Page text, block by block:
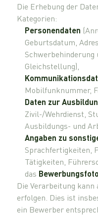
Die Erhebung der
Kategorien:
Personendaten
Geburtsdatum,
Schwerbehinderung
Gleichstellung),
Mobilfunknummer,
Daten zur
Zivil-/Wehrdienst,
Ausbildungs- und
Angaben zu
Sprachfertigkeiten,
Tätigkeiten,
das Bewerbungsfoto
Die Verarbeitung
erfolgen. Dies ist
ein Bewerber